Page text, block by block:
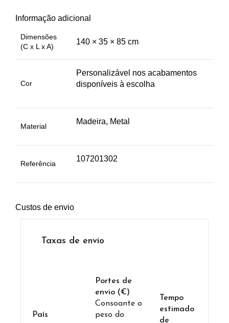
Informação adicional
Dimensões
(C x L x A)
140 × 35 × 85 cm
Cor
Personalizável nos acabamentos
disponíveis à escolha
Material
Madeira, Metal
Referência
107201302
Custos de envio
Taxas de envio
País
Portes de
envio (€)
Consoante o
peso do
Tempo
estimado
de